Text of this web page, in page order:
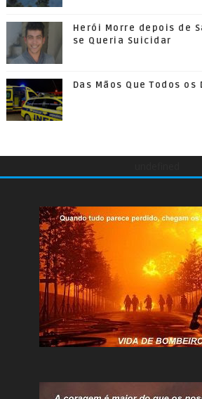
Herói Morre depois de
se Queria Suicidar
Das Mãos Que Todos